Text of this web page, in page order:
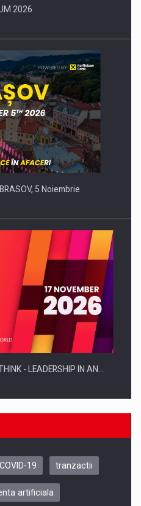
2026
5 Noiembrie
- LEADERSHIP IN AN…
COVID-19 tranzactii
artificiala